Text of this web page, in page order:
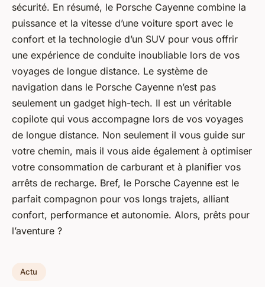
sécurité. En résumé, le Porsche Cayenne combine la
puissance et la vitesse d’une voiture sport avec le
confort et la technologie d’un SUV pour vous offrir
une expérience de conduite inoubliable lors de vos
voyages de longue distance. Le système de
navigation dans le Porsche Cayenne n’est pas
seulement un gadget high-tech. Il est un véritable
copilote qui vous accompagne lors de vos voyages
de longue distance. Non seulement il vous guide sur
votre chemin, mais il vous aide également à optimiser
votre consommation de carburant et à planifier vos
arrêts de recharge. Bref, le Porsche Cayenne est le
parfait compagnon pour vos longs trajets, alliant
confort, performance et autonomie. Alors, prêts pour
l’aventure ?
Actu